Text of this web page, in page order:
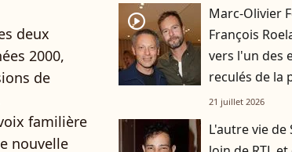
deux
2000,
de
familière
nouvelle
player2
Marc-Olivier
François
vers l'un des
reculés de la
21 juillet 2026
L'autre vie de